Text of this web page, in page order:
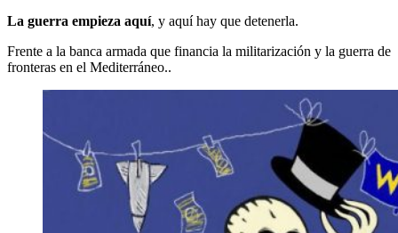
La guerra empieza aquí, y aquí hay que detenerla.
Frente a la banca armada que financia la militarización y la guerra de
fronteras en el Mediterráneo..